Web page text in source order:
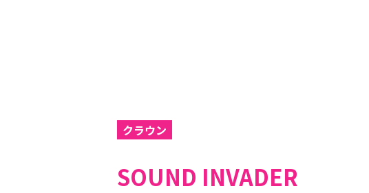
クラウン
SOUND INVADER